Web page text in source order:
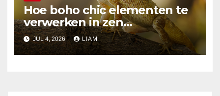
Hoe boho chic elementen te
verwerken in zen
tuinontwerpen
JUL 4, 2026 LIAM